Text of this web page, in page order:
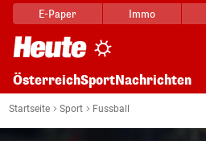
E-Paper Immo
ÖsterreichSportNachrichten
Startseite Sport Fussball